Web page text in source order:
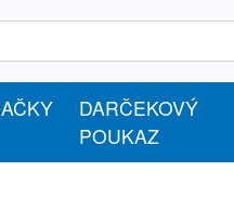
DARČEKOVÝ
POUKAZ